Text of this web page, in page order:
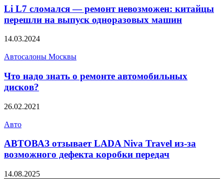
Li L7 сломался — ремонт невозможен: китайцы
перешли на выпуск одноразовых машин
14.03.2024
Автосалоны Москвы
Что надо знать о ремонте автомобильных
дисков?
26.02.2021
Авто
АВТОВАЗ отзывает LADA Niva Travel из-за
возможного дефекта коробки передач
14.08.2025